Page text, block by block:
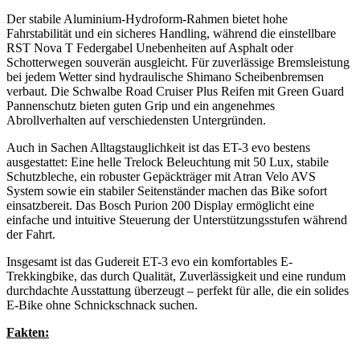
Der stabile Aluminium-Hydroform-Rahmen bietet hohe
Fahrstabilität und ein sicheres Handling, während die einstellbare
RST Nova T Federgabel Unebenheiten auf Asphalt oder
Schotterwegen souverän ausgleicht. Für zuverlässige Bremsleistung
bei jedem Wetter sind hydraulische Shimano Scheibenbremsen
verbaut. Die Schwalbe Road Cruiser Plus Reifen mit Green Guard
Pannenschutz bieten guten Grip und ein angenehmes
Abrollverhalten auf verschiedensten Untergründen.
Auch in Sachen Alltagstauglichkeit ist das ET-3 evo bestens
ausgestattet: Eine helle Trelock Beleuchtung mit 50 Lux, stabile
Schutzbleche, ein robuster Gepäckträger mit Atran Velo AVS
System sowie ein stabiler Seitenständer machen das Bike sofort
einsatzbereit. Das Bosch Purion 200 Display ermöglicht eine
einfache und intuitive Steuerung der Unterstützungsstufen während
der Fahrt.
Insgesamt ist das Gudereit ET-3 evo ein komfortables E-
Trekkingbike, das durch Qualität, Zuverlässigkeit und eine rundum
durchdachte Ausstattung überzeugt – perfekt für alle, die ein solides
E-Bike ohne Schnickschnack suchen.
Fakten: